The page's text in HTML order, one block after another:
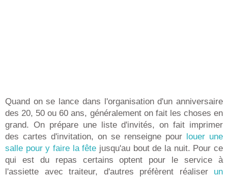
Quand on se lance dans l'organisation d'un anniversaire
des 20, 50 ou 60 ans, généralement on fait les choses en
grand. On prépare une liste d'invités, on fait imprimer
des cartes d'invitation, on se renseigne pour louer une
salle pour y faire la fête jusqu'au bout de la nuit. Pour ce
qui est du repas certains optent pour le service à
l'assiette avec traiteur, d'autres préfèrent réaliser un